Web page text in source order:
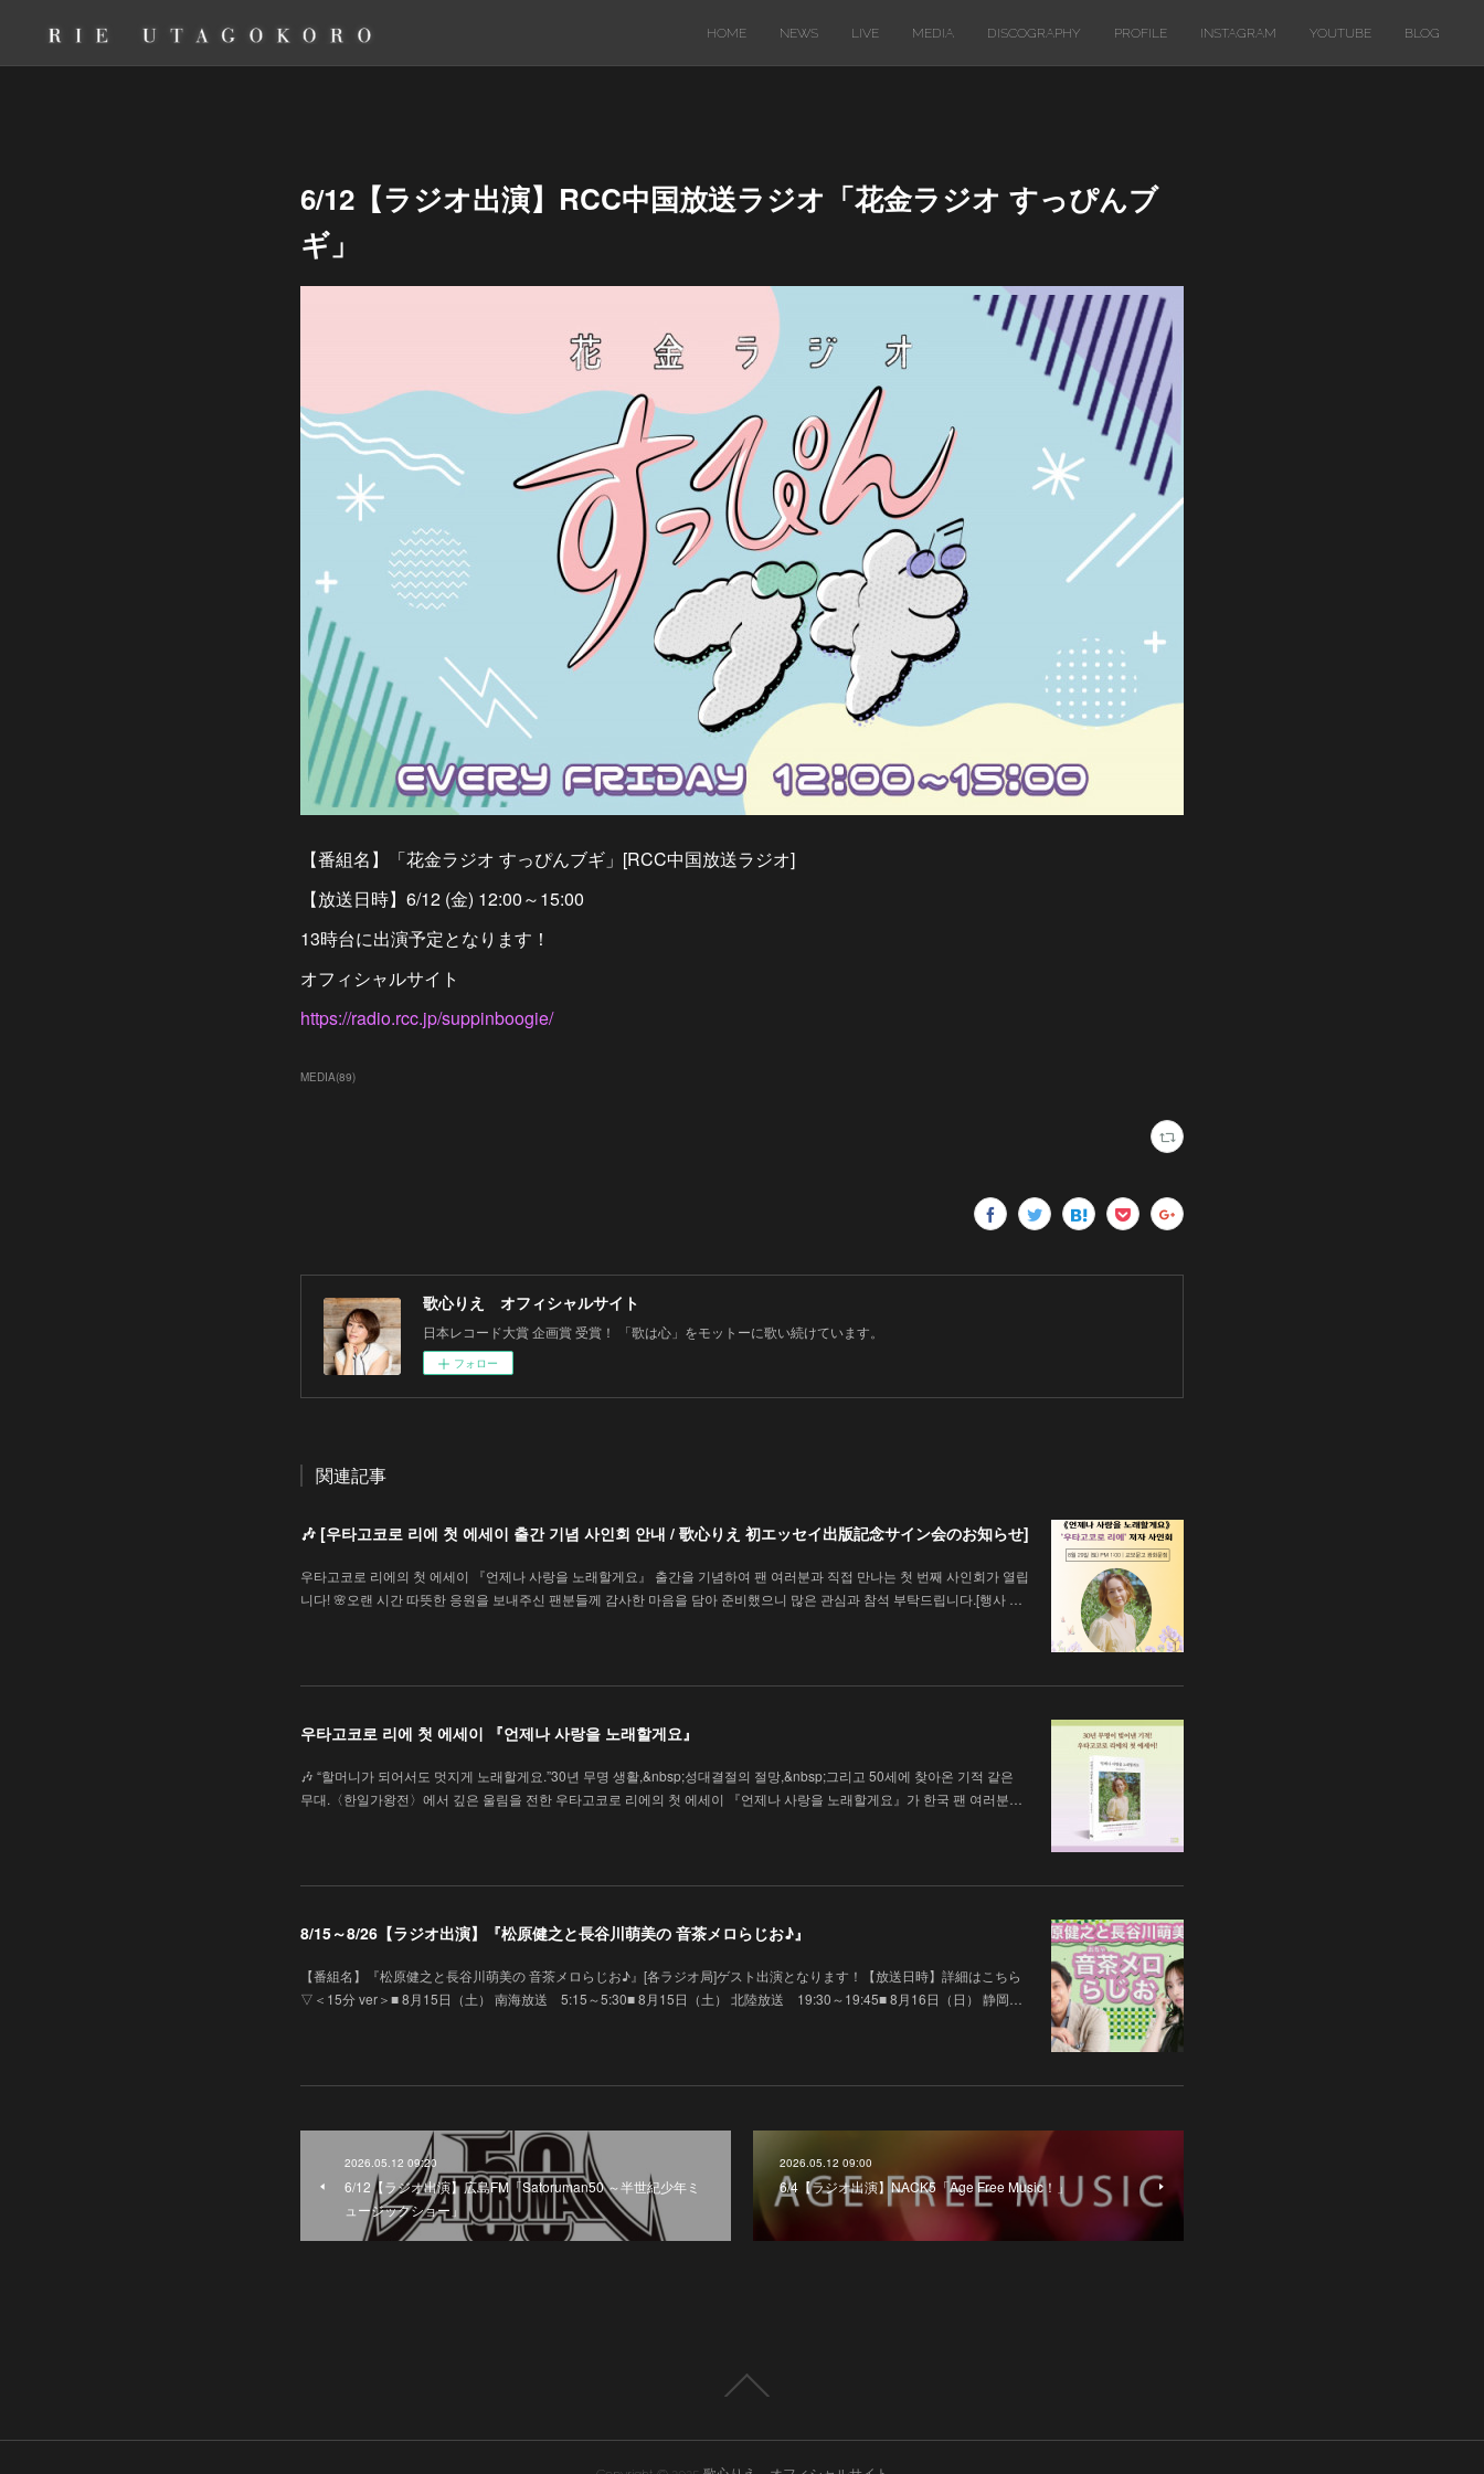
HOME NEWS LIVE MEDIA DISCOGRAPHY PROFILE INSTAGRAM YOUTUBE BLOG
6/12【ラジオ出演】RCC中国放送ラジオ「花金ラジオ すっぴんブ
ギ」
【番組名】「花金ラジオ すっぴんブギ」[RCC中国放送ラジオ]
【放送日時】6/12 (金) 12:00～15:00
13時台に出演予定となります！
オフィシャルサイト
https://radio.rcc.jp/suppinboogie/
MEDIA(89)
歌心りえ オフィシャルサイト
日本レコード大賞 企画賞 受賞！ 「歌は心」をモットーに歌い続けています。
フォロー
関連記事
🎶 [우타고코로 리에 첫 에세이 출간 기념 사인회 안내 / 歌心りえ 初エッセイ出版記念サイン会のお知らせ]
우타고코로 리에의 첫 에세이 『언제나 사랑을 노래할게요』 출간을 기념하여 팬 여러분과 직접 만나는 첫 번째 사인회가 열립
니다! 🌸오랜 시간 따뜻한 응원을 보내주신 팬분들께 감사한 마음을 담아 준비했으니 많은 관심과 참석 부탁드립니다.[행사 …
우타고코로 리에 첫 에세이 『언제나 사랑을 노래할게요』
🎶 “할머니가 되어서도 멋지게 노래할게요.”30년 무명 생활,&nbsp;성대결절의 절망,&nbsp;그리고 50세에 찾아온 기적 같은
무대.〈한일가왕전〉에서 깊은 울림을 전한 우타고코로 리에의 첫 에세이 『언제나 사랑을 노래할게요』가 한국 팬 여러분…
8/15～8/26【ラジオ出演】『松原健之と長谷川萌美の 音茶メロらじお♪』
【番組名】『松原健之と長谷川萌美の 音茶メロらじお♪』[各ラジオ局]ゲスト出演となります！【放送日時】詳細はこちら
▽＜15分 ver＞■ 8月15日（土） 南海放送 5:15～5:30■ 8月15日（土） 北陸放送 19:30～19:45■ 8月16日（日） 静岡…
2026.05.12 09:20
6/12【ラジオ出演】広島FM「Satoruman50 ～半世紀少年ミ
ュージックショー」
2026.05.12 09:00
6/4【ラジオ出演】NACK5「Age Free Music！」